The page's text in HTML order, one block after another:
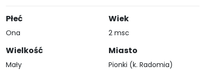
Płeć
Ona
Wielkość
Mały
Wiek
2 msc
Miasto
Pionki (k. Radomia)